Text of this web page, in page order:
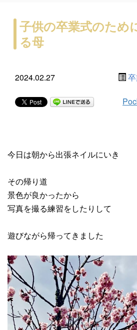
子供の卒業式のため
る母
2024.02.27
今日は朝から出張ネイルにいき
その帰り道
景色が良かったから
写真を撮る練習をしたりして
遊びながら帰ってきました